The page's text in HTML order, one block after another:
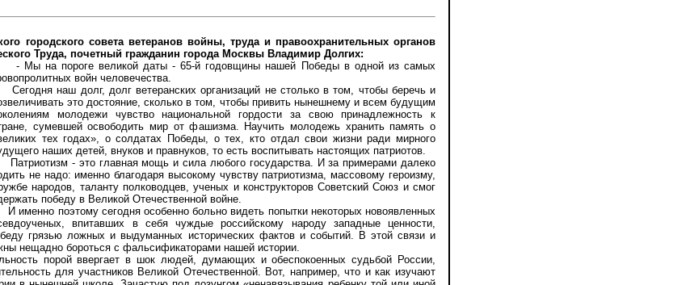
городского совета ветеранов войны, труда и правоохранительных органов
Труда, почетный гражданин города Москвы Владимир Долгих:
Мы на пороге великой даты - 65-й годовщины нашей Победы в одной из самых
войн человечества.
наш долг, долг ветеранских организаций не столько в том, чтобы беречь и
это достояние, сколько в том, чтобы привить нынешнему и всем будущим
молодежи чувство национальной гордости за свою принадлежность к
сумевшей освободить мир от фашизма. Научить молодежь хранить память о
тех годах», о солдатах Победы, о тех, кто отдал свои жизни ради мирного
наших детей, внуков и правнуков, то есть воспитывать настоящих патриотов.
- это главная мощь и сила любого государства. И за примерами далеко
не надо: именно благодаря высокому чувству патриотизма, массовому героизму,
народов, таланту полководцев, ученых и конструкторов Советский Союз и смог
победу в Великой Отечественной войне.
именно поэтому сегодня особенно больно видеть попытки некоторых новоявленных
впитавших в себя чуждые российскому народу западные ценности,
грязью ложных и выдуманных исторических фактов и событий. В этой связи и
нещадно бороться с фальсификаторами нашей истории.
порой ввергает в шок людей, думающих и обеспокоенных судьбой России,
для участников Великой Отечественной. Вот, например, что и как изучают